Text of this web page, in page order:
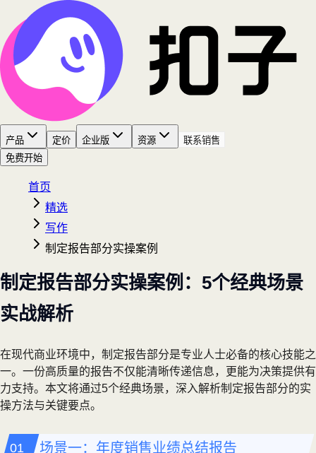
产品 定价 企业版 资源
联系销售
免费开始
首页
精选
写作
制定报告部分实操案例
制定报告部分实操案例：5个经典场景
实战解析
在现代商业环境中，制定报告部分是专业人士必备的核心技能之
一。一份高质量的报告不仅能清晰传递信息，更能为决策提供有
力支持。本文将通过5个经典场景，深入解析制定报告部分的实
操方法与关键要点。
场景一：年度销售业绩总结报告